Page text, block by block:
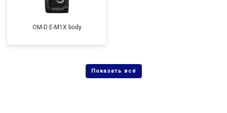
OM-D E-M1X body